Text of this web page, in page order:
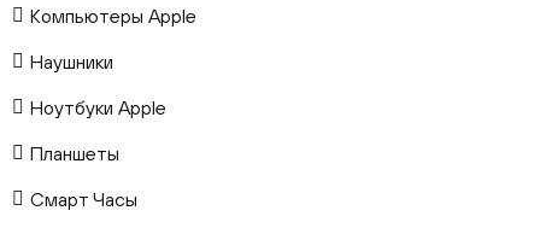
Компьютеры Apple
Наушники
Ноутбуки Apple
Планшеты
Смарт Часы